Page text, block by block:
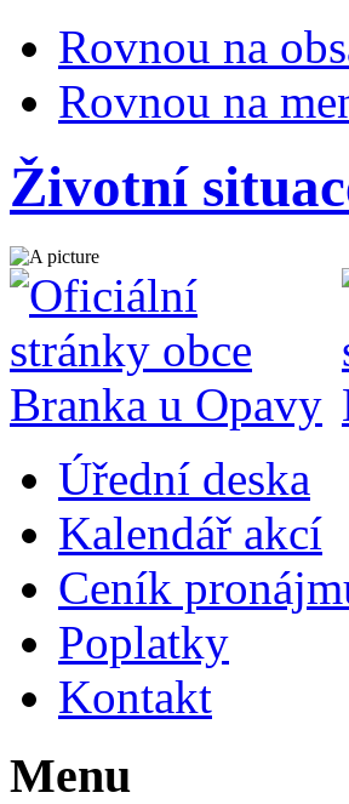
Rovnou na
Rovnou na
Životní
Úřední deska
Kalendář akcí
Ceník
Poplatky
Kontakt
Menu